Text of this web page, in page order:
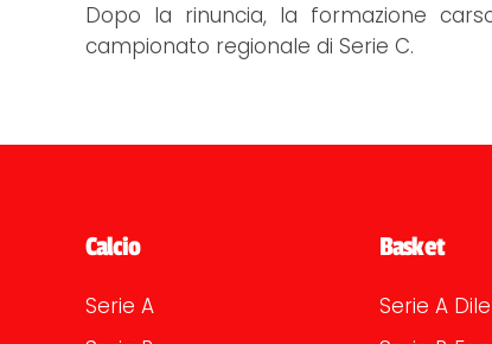
Dopo la rinuncia, la formazione
campionato regionale di Serie C.
Calcio
Serie A
Basket
Serie A